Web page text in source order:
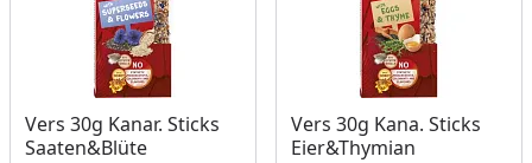
Vers 30g Kanar. Sticks
Saaten&Blüte
Produkt am Lager
Vers 30g Kana. Sticks
Eier&Thymian
Produkt am Lager